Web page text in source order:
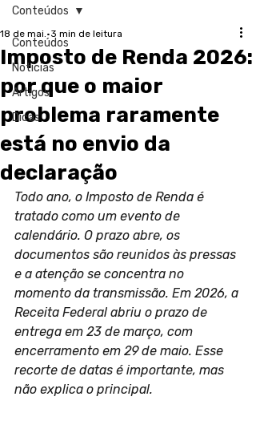
Conteúdos
Notícias
Artigos
Dicas
Conteúdos
Imposto de Renda 2026:
por que o maior
problema raramente
está no envio da
declaração
18 de mai. 3 min de leitura
Todo ano, o Imposto de Renda é
tratado como um evento de
calendário. O prazo abre, os
documentos são reunidos às pressas
e a atenção se concentra no
momento da transmissão. Em 2026, a
Receita Federal abriu o prazo de
entrega em 23 de março, com
encerramento em 29 de maio. Esse
recorte de datas é importante, mas
não explica o principal.